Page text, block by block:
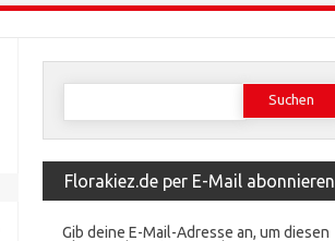
Suchen
Florakiez.de per E-Mail abonnieren
Gib deine E-Mail-Adresse an, um diesen